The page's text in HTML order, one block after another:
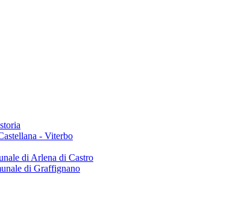
- Viterbo
di Arlena di Castro
di Graffignano